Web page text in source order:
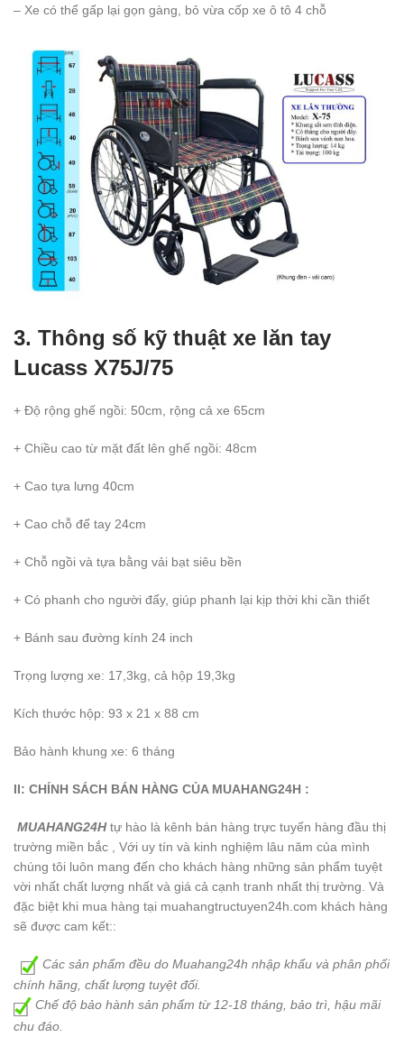
– Xe có thể gấp lại gọn gàng, bỏ vừa cốp xe ô tô 4 chỗ
3. Thông số kỹ thuật xe lăn tay
Lucass X75J/75
+ Độ rộng ghế ngồi: 50cm, rộng cả xe 65cm
+ Chiều cao từ mặt đất lên ghế ngồi: 48cm
+ Cao tựa lưng 40cm
+ Cao chỗ để tay 24cm
+ Chỗ ngồi và tựa bằng vải bạt siêu bền
+ Có phanh cho người đẩy, giúp phanh lại kịp thời khi cần thiết
+ Bánh sau đường kính 24 inch
Trọng lượng xe: 17,3kg, cả hộp 19,3kg
Kích thước hộp: 93 x 21 x 88 cm
Bảo hành khung xe: 6 tháng
II: CHÍNH SÁCH BÁN HÀNG CỦA MUAHANG24H :
MUAHANG24Htự hào là kênh bán hàng trực tuyến hàng đầu thị
trường miền bắc , Với uy tín và kinh nghiệm lâu năm của mình
chúng tôi luôn mang đến cho khách hàng những sản phẩm tuyệt
vời nhất chất lượng nhất và giá cả cạnh tranh nhất thị trường. Và
đặc biệt khi mua hàng tại muahangtructuyen24h.com khách hàng
sẽ được cam kết::
Các sản phẩm đều do Muahang24h nhập khẩu và phân phối
chính hãng, chất lượng tuyệt đối.
Chế độ bảo hành sản phẩm từ 12-18 tháng, bảo trì, hậu mãi
chu đáo.